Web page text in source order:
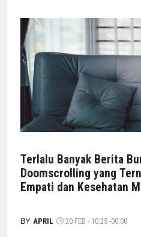
Terlalu Banyak Berita
Doomscrolling yang
Empati dan Kesehatan
BY APRIL 20 FEB - 10:25 -00:00